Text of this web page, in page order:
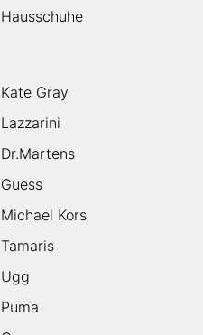
Hausschuhe
Kate Gray
Lazzarini
Dr.Martens
Guess
Michael Kors
Tamaris
Ugg
Puma